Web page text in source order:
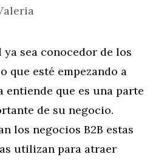
ya sea conocedor de los
que esté empezando a
entiende que es una parte
de su negocio.
los negocios B2B estas
utilizan para atraer